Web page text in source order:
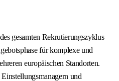
gesamten Rekrutierungszyklus
für komplexe und
europäischen Standorten.
und